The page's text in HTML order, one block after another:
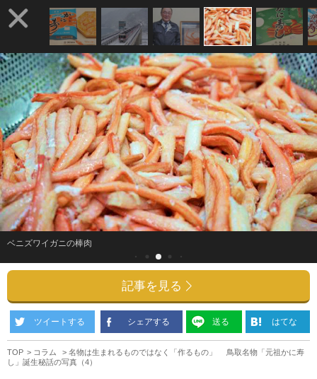
ベニズワイガニの棒肉
記事を見る
ツイートする シェアする 送る はてな
TOP コラム
名物は生まれるものではなく「作るもの」 鳥取名物「元祖かに寿
し」誕生秘話の写真（4）